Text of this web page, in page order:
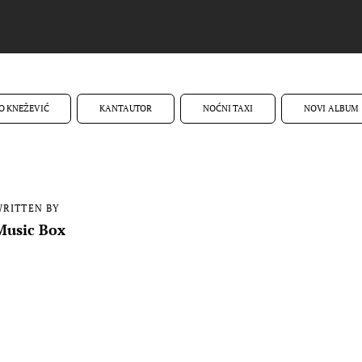
KNEŽEVIĆ KANTAUTOR NOĆNI TAXI NOVI ALBUM
BY
Box